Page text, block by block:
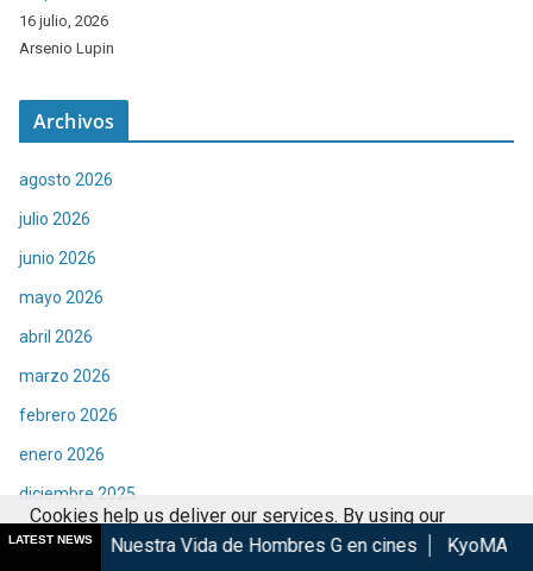
16 julio, 2026
Arsenio Lupin
Archivos
agosto 2026
julio 2026
junio 2026
mayo 2026
abril 2026
marzo 2026
febrero 2026
enero 2026
diciembre 2025
noviembre 2025
LATEST NEWS
Vida de Hombres G en cines KyoMAF 2026: Anuncian
Cookies help us deliver our services. By using our
services, you agree to our use of cookies.
Got it